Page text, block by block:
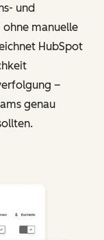
und
manuelle
HubSpot
–
genau